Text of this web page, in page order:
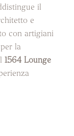
il
e
con artigiani
la
1564 Lounge